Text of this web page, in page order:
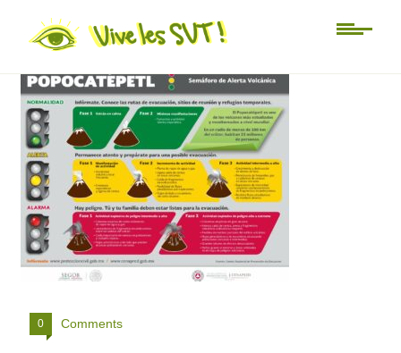
Risque volcanique SVT
0 Comments